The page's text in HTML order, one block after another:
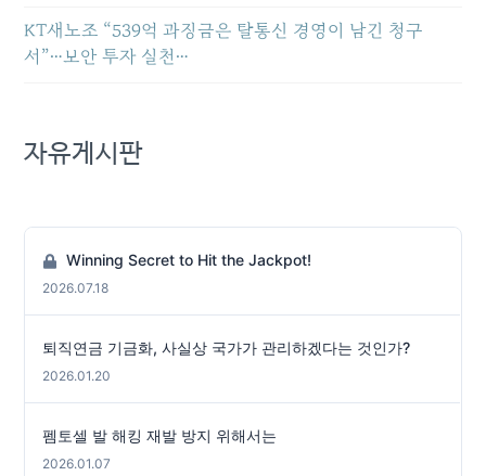
KT새노조 “539억 과징금은 탈통신 경영이 남긴 청구
서”…보안 투자 실천…
자유게시판
Winning Secret to Hit the Jackpot!
2026.07.18
퇴직연금 기금화, 사실상 국가가 관리하겠다는 것인가?
2026.01.20
펨토셀 발 해킹 재발 방지 위해서는
2026.01.07